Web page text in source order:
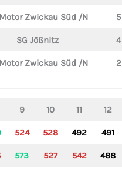
Zwickau Süd /N 5
SG Jößnitz 4
Zwickau Süd /N 2
9 10 11 12
524 528 492 491
573 527 542 488